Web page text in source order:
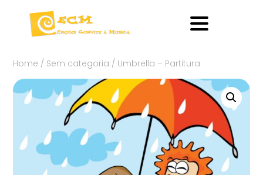
Home / Sem categoria / Umbrella – Partitura